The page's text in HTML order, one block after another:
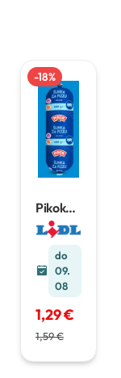
-18%
Pikok
šunka
za pizzu
400 g
do
09.
08
1,29 €
1,59 €